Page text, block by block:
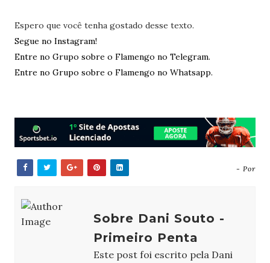
Espero que você tenha gostado desse texto.
Segue no Instagram!
Entre no Grupo sobre o Flamengo no Telegram.
Entre no Grupo sobre o Flamengo no Whatsapp.
- Por
Sobre Dani Souto -
Primeiro Penta
Este post foi escrito pela Dani